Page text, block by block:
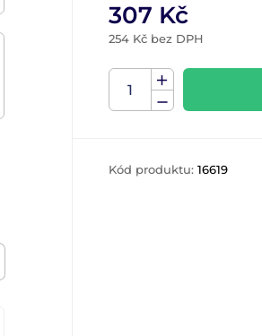
307 Kč
254 Kč bez DPH
Kód produktu: 16619